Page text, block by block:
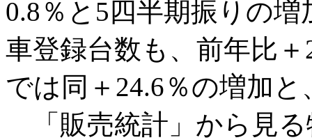
0.8％と5四半期振りの
車登録台数も、前年比
では同＋24.6％の増加
「販売統計」から見る